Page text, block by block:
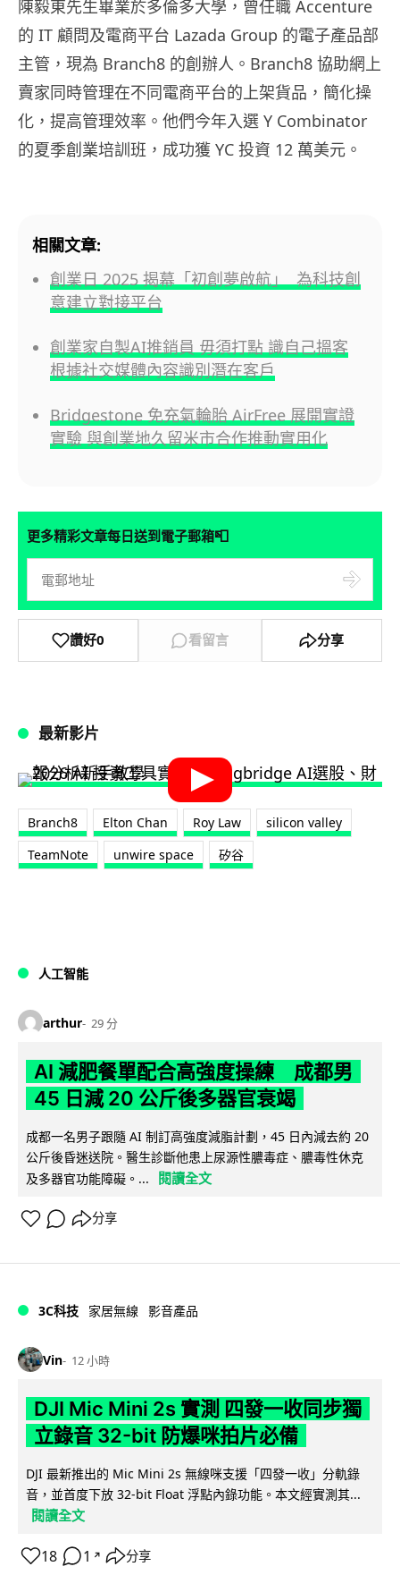
陳毅東先生畢業於多倫多大學，曾任職 Accenture
的 IT 顧問及電商平台 Lazada Group 的電子產品部
主管，現為 Branch8 的創辦人。Branch8 協助網上
賣家同時管理在不同電商平台的上架貨品，簡化操
化，提高管理效率。他們今年入選 Y Combinator
的夏季創業培訓班，成功獲 YC 投資 12 萬美元。
相關文章:
創業日 2025 揭幕「初創夢啟航」 為科技創
意建立對接平台
創業家自製AI推銷員 毋須打點 識自己搵客
根據社交媒體內容識別潛在客戶
Bridgestone 免充氣輪胎 AirFree 展開實證
實驗 與創業地久留米市合作推動實用化
更多精彩文章每日送到電子郵箱📮
讚好0 看留言 分享
最新影片
Branch8 Elton Chan Roy Law
silicon valley
TeamNote
unwire space 矽谷
人工智能
arthur 29 分
AI 減肥餐單配合高強度操練 成都男
45 日減 20 公斤後多器官衰竭
成都一名男子跟隨 AI 制訂高強度減脂計劃，45 日內減去約 20
公斤後昏迷送院。醫生診斷他患上尿源性膿毒症、膿毒性休克
及多器官功能障礙。...
閱讀全文
分享
3C科技 家居無線 影音產品
Vin 12 小時
DJI Mic Mini 2s 實測 四發一收同步獨
立錄音 32-bit 防爆咪拍片必備
DJI 最新推出的 Mic Mini 2s 無線咪支援「四發一收」分軌錄
音，並首度下放 32-bit Float 浮點內錄功能。本文經實測其...
閱讀全文
18 1 ↗ 分享